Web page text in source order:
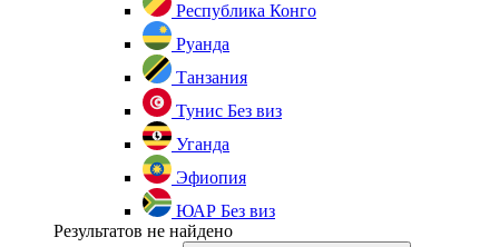
Республика Конго
Руанда
Танзания
Тунис Без виз
Уганда
Эфиопия
ЮАР Без виз
Результатов не найдено